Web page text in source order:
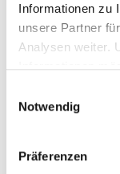
Informationen zu
unsere Partner
Analysen weiter.
Informationen
sie im Rahmen
Notwendig
Präferenzen